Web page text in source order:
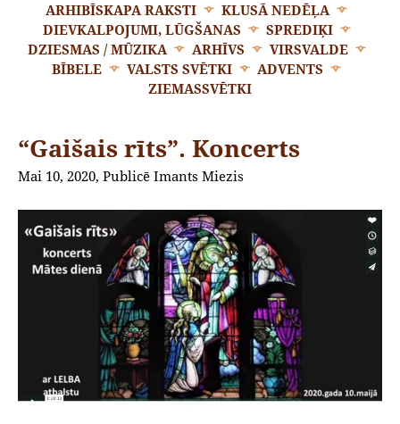
ARHIBĪSKAPA RAKSTI
KLUSĀ NEDĒĻA
DIEVKALPOJUMI, LŪGŠANAS
SPREDIĶI
DZIESMAS / MŪZIKA
ARHĪVS
VIRSVALDE
BĪBELE
VALSTS SVĒTKI
ADVENTS
ZIEMASSVĒTKI
“Gaišais rīts”. Koncerts
Mai 10, 2020, Publicē Imants Miezis